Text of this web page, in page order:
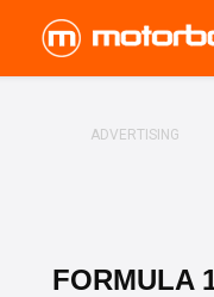
FORMULA